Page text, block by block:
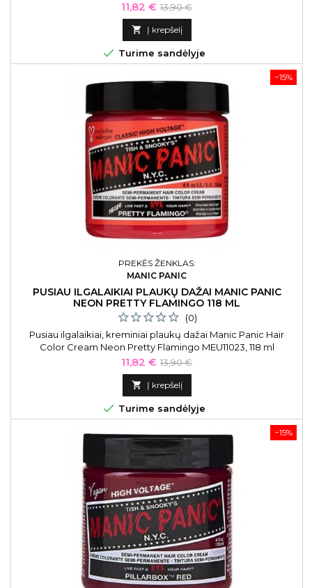
Kaina
11,82 € Bazinė
kaina
13,90 €
 Į krepšelį
 Turime sandėlyje
−15%
PREKĖS ŽENKLAS:
MANIC PANIC
PUSIAU ILGALAIKIAI PLAUKŲ DAŽAI MANIC PANIC
NEON PRETTY FLAMINGO 118 ML
(0)
Pusiau ilgalaikiai, kreminiai plaukų dažai Manic Panic Hair
Color Cream Neon Pretty Flamingo MEU11023, 118 ml
Kaina
11,82 € Bazinė
kaina
13,90 €
 Į krepšelį
 Turime sandėlyje
−15%